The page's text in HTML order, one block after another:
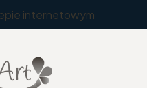
internetowym